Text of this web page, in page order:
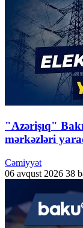
"Azərişıq"
mərkəzləri
Cəmiyyət
06 avqust 2026 38